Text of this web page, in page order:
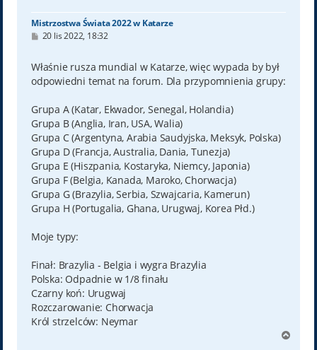
Mistrzostwa Świata 2022 w Katarze
P
t
20 lis 2022, 18:32
Właśnie rusza mundial w Katarze, więc wypada by był
odpowiedni temat na forum. Dla przypomnienia grupy:
Grupa A (Katar, Ekwador, Senegal, Holandia)
Grupa B (Anglia, Iran, USA, Walia)
Grupa C (Argentyna, Arabia Saudyjska, Meksyk, Polska)
Grupa D (Francja, Australia, Dania, Tunezja)
Grupa E (Hiszpania, Kostaryka, Niemcy, Japonia)
Grupa F (Belgia, Kanada, Maroko, Chorwacja)
Grupa G (Brazylia, Serbia, Szwajcaria, Kamerun)
Grupa H (Portugalia, Ghana, Urugwaj, Korea Płd.)
Moje typy:
Finał: Brazylia - Belgia i wygra Brazylia
Polska: Odpadnie w 1/8 finału
Czarny koń: Urugwaj
Rozczarowanie: Chorwacja
Król strzelców: Neymar